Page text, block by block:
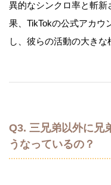
異的なシンクロ率と斬
果、TikTokの公式アカウ
し、彼らの活動の大きな
Q3. 三兄弟以外に兄
うなっているの？